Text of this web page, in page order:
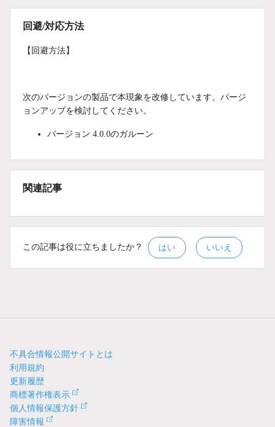
回避/対応方法
【回避方法】
次のバージョンの製品で本現象を改修しています。バージ
ョンアップを検討してください。
バージョン 4.0.0のガルーン
関連記事
この記事は役に立ちましたか？ はい いいえ
不具合情報公開サイトとは
利用規約
更新履歴
商標著作権表示
個人情報保護方針
障害情報